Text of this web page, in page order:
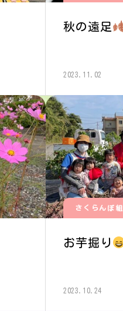
秋の遠足
2023.11.02
さくらんぼ組
お芋掘り
2023.10.24